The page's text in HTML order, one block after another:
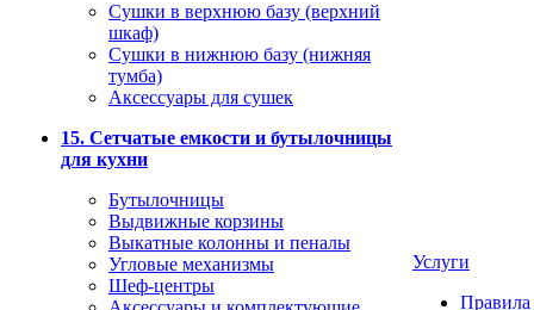
Сушки в верхнюю базу (верхний
шкаф)
Сушки в нижнюю базу (нижняя
тумба)
Аксессуары для сушек
15. Сетчатые емкости и бутылочницы
для кухни
Бутылочницы
Выдвижные корзины
Выкатные колонны и пеналы
Угловые механизмы
Шеф-центры
Услуги
Правила